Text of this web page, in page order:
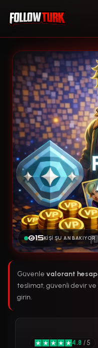
15KIŞI ŞU AN BAKIYOR
Güvenle valorant hesap
teslimat, güvenli devir
girin.
4.8 / 5